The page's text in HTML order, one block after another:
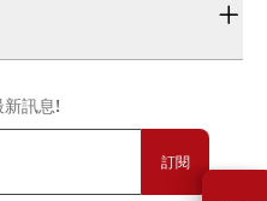
訊息!
訂閱